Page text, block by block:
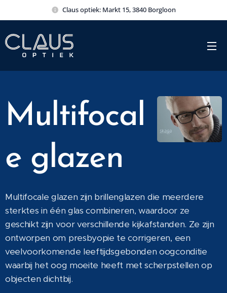
Claus optiek: Markt 15, 3840 Borgloon
Multifocal
e glazen
Multifocale glazen zijn brillenglazen die meerdere
sterktes in één glas combineren, waardoor ze
geschikt zijn voor verschillende kijkafstanden. Ze zijn
ontworpen om presbyopie te corrigeren, een
veelvoorkomende leeftijdsgebonden oogconditie
waarbij het oog moeite heeft met scherpstellen op
objecten dichtbij.